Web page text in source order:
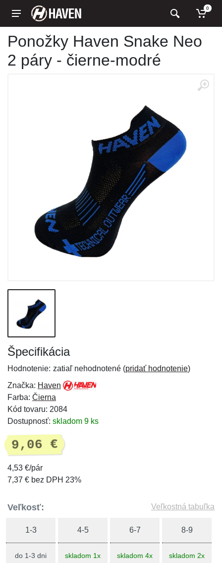
0
Ponožky Haven Snake Neo
2 páry - čierne-modré
Špecifikácia
Hodnotenie: zatiaľ nehodnotené (pridať hodnotenie)
Značka: Haven
Farba: Čierna
Kód tovaru: 2084
Dostupnosť: skladom 9 ks
9,06 €
4,53 €/pár
7,37 € bez DPH 23%
Veľkosť: Veľkostná tabuľka
1-3
do 1-3 dni
4-5
skladom 1x
6-7
skladom 4x
8-9
skladom 2x